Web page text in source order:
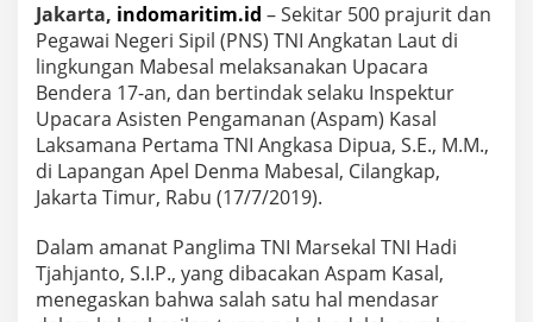
n
g
k
a
s
a
D
i
p
u
:
T
N
Jakarta, indomaritim.id – Sekitar 500 prajurit dan
Pegawai Negeri Sipil (PNS) TNI Angkatan Laut di
lingkungan Mabesal melaksanakan Upacara
Bendera 17-an, dan bertindak selaku Inspektur
Upacara Asisten Pengamanan (Aspam) Kasal
Laksamana Pertama TNI Angkasa Dipua, S.E., M.M.,
di Lapangan Apel Denma Mabesal, Cilangkap,
Jakarta Timur, Rabu (17/7/2019).
Dalam amanat Panglima TNI Marsekal TNI Hadi
Tjahjanto, S.I.P., yang dibacakan Aspam Kasal,
menegaskan bahwa salah satu hal mendasar